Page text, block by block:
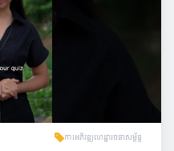
ការអភិវឌ្ឍហេដ្ឋារចនាសម្ព័ន្ធ